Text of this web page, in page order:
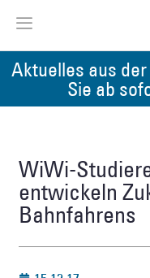
Aktuelles aus
Sie ab
WiWi-
entwickeln
Bahnfahrens